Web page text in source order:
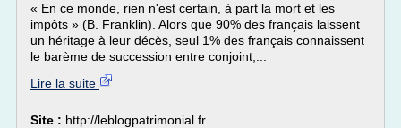
« En ce monde, rien n'est certain, à part la mort et les
impôts » (B. Franklin). Alors que 90% des français laissent
un héritage à leur décès, seul 1% des français connaissent
le barème de succession entre conjoint,...
Lire la suite
Site : http://leblogpatrimonial.fr